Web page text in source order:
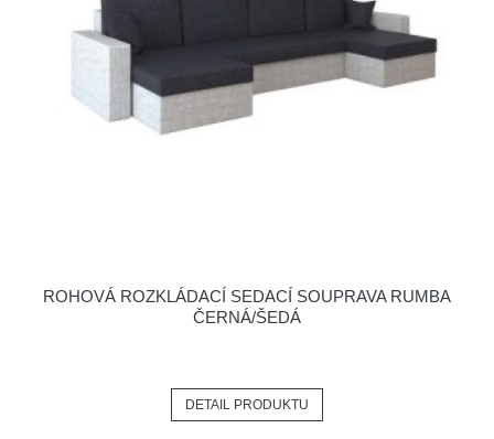
ROHOVÁ ROZKLÁDACÍ SEDACÍ SOUPRAVA RUMBA
ČERNÁ/ŠEDÁ
DETAIL PRODUKTU